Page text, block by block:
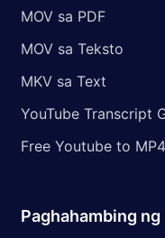
MOV sa PDF
MOV sa Teksto
MKV sa Text
YouTube Transcript
Free Youtube to
Paghahambing